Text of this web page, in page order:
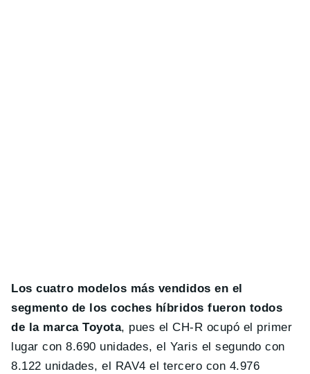
Los cuatro modelos más vendidos en el
segmento de los coches híbridos fueron todos
de la marca Toyota, pues el CH-R ocupó el primer
lugar con 8.690 unidades, el Yaris el segundo con
8.122 unidades, el RAV4 el tercero con 4.976